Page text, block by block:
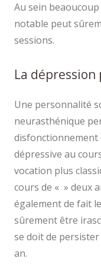
Au sein
notable peut
sessions.
La
Une personnalité
neurasthénique
disfonctionnement
dépressive au
vocation plus
cours de « » deux
également de fait
sûrement être
se doit de
an.